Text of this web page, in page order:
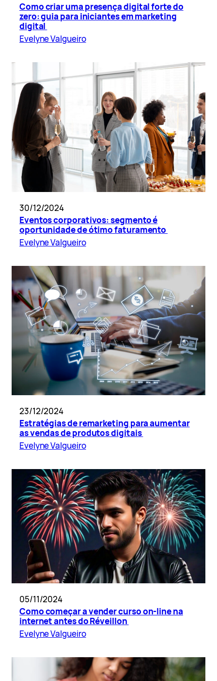
Como criar uma presença digital forte do
zero: guia para iniciantes em marketing
digital
Evelyne Valgueiro
30/12/2024
Eventos corporativos: segmento é
oportunidade de ótimo faturamento
Evelyne Valgueiro
23/12/2024
Estratégias de remarketing para aumentar
as vendas de produtos digitais
Evelyne Valgueiro
05/11/2024
Como começar a vender curso on-line na
internet antes do Réveillon
Evelyne Valgueiro